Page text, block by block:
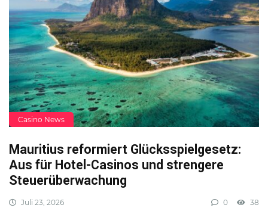
Casino News
Mauritius reformiert Glücksspielgesetz:
Aus für Hotel-Casinos und strengere
Steuerüberwachung
Juli 23, 2026 0 38